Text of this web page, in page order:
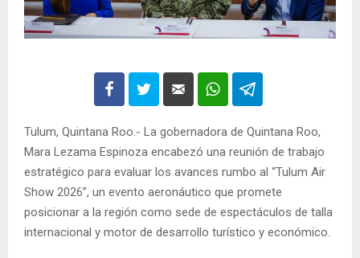
Tulum, Quintana Roo.- La gobernadora de Quintana Roo,
Mara Lezama Espinoza encabezó una reunión de trabajo
estratégico para evaluar los avances rumbo al “Tulum Air
Show 2026”, un evento aeronáutico que promete
posicionar a la región como sede de espectáculos de talla
internacional y motor de desarrollo turístico y económico.